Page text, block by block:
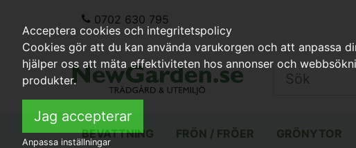
0702 630 795
BEVATTNING FRÖN / FRÖER GRÖNYTOR
Acceptera cookies och integritetspolicy
Cookies gör att du kan använda varukorgen och att anpassa
hjälper oss att mäta effektiviteten hos annonser och
produkter.
Jag accepterar
Anpassa inställningar